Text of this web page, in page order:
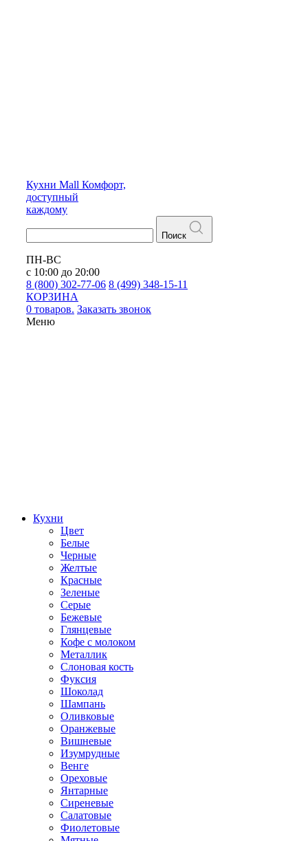
Кухни Mall Комфорт,
доступный
каждому
Поиск
ПН-ВС
с 10:00 до 20:00
8 (800) 302-77-06 8 (499) 348-15-11
КОРЗИНА
0 товаров. Заказать звонок
Меню
Кухни
Цвет
Белые
Черные
Желтые
Красные
Зеленые
Серые
Бежевые
Глянцевые
Кофе с молоком
Металлик
Слоновая кость
Фуксия
Шоколад
Шампань
Оливковые
Оранжевые
Вишневые
Изумрудные
Венге
Ореховые
Янтарные
Сиреневые
Салатовые
Фиолетовые